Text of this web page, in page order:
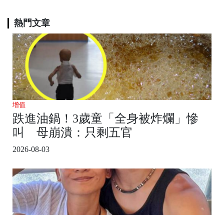
熱門文章
增值
跌進油鍋！3歲童「全身被炸爛」慘
叫 母崩潰：只剩五官
2026-08-03